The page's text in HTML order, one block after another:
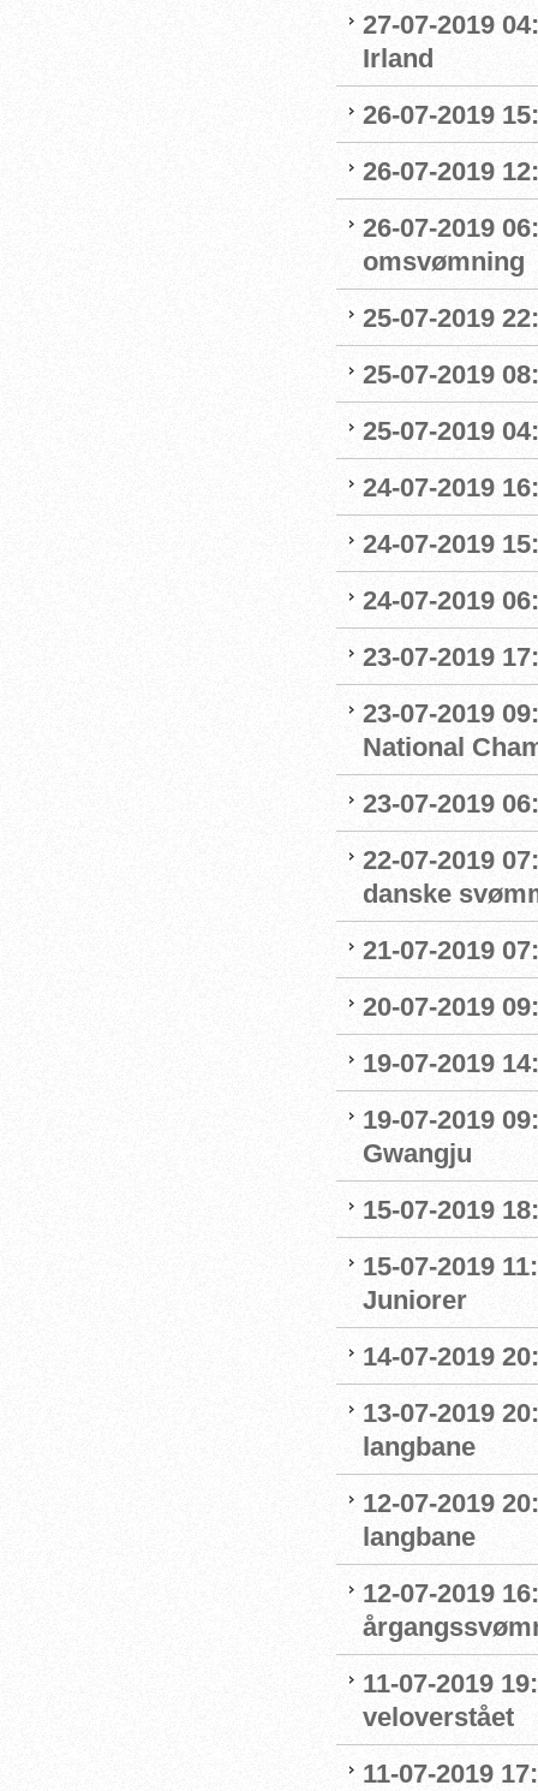
27-07-2019
Irland
26-07-2019
26-07-2019
26-07-2019
omsvømning
25-07-2019
25-07-2019
25-07-2019
24-07-2019
24-07-2019
24-07-2019
23-07-2019
23-07-2019
National
23-07-2019
22-07-2019
danske
21-07-2019
20-07-2019
19-07-2019
19-07-2019
Gwangju
15-07-2019
15-07-2019
Juniorer
14-07-2019
13-07-2019
langbane
12-07-2019
langbane
12-07-2019
11-07-2019
veloverstået
11-07-2019